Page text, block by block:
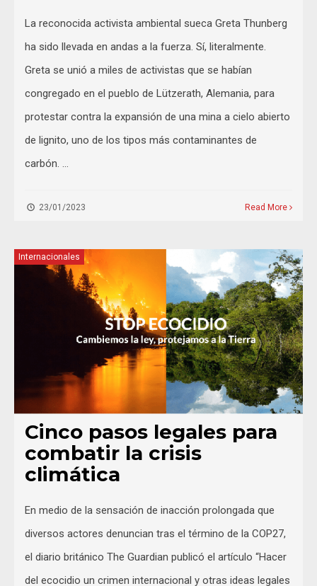
La reconocida activista ambiental sueca Greta Thunberg
ha sido llevada en andas a la fuerza. Sí, literalmente.
Greta se unió a miles de activistas que se habían
congregado en el pueblo de Lützerath, Alemania, para
protestar contra la expansión de una mina a cielo abierto
de lignito, uno de los tipos más contaminantes de
carbón. …
23/01/2023 Read More
Internacionales
Cinco pasos legales para
combatir la crisis
climática
En medio de la sensación de inacción prolongada que
diversos actores denuncian tras el término de la COP27,
el diario británico The Guardian publicó el artículo “Hacer
del ecocidio un crimen internacional y otras ideas legales